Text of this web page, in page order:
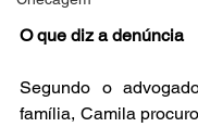
O que diz a denúncia
Segundo o
família, Camila